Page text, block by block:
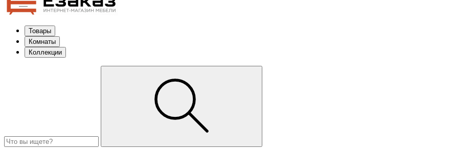
Товары
Комнаты
Коллекции